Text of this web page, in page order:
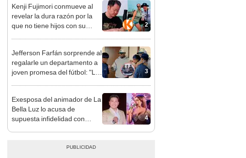
2
Kenji Fujimori conmueve al
revelar la dura razón por la
que no tiene hijos con su
3
Jefferson Farfán sorprende al
regalarle un departamento a
joven promesa del fútbol: "Lo
4
Exesposa del animador de La
Bella Luz lo acusa de
supuesta infidelidad con